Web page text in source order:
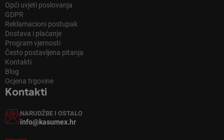
Opći uvjeti poslovanja
GDPR
Reklamacioni postupak
Dostava i plaćanje
Program vjernosti
Često postavljena pitanja
Kontakti
Blog
Ocjena trgovine
Kontakti
NARUDŽBE I OSTALO
info@kasumex.hr